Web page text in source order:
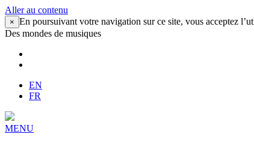
Aller au contenu
× En poursuivant votre navigation sur ce site, vous acceptez
Des mondes de musiques
EN
FR
MENU